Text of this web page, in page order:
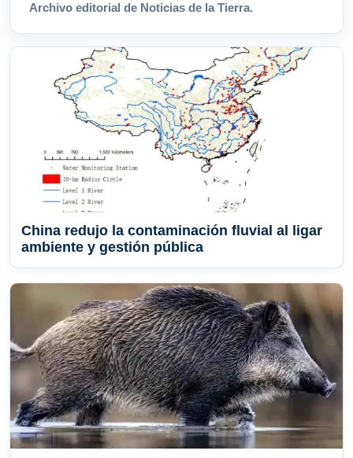
Archivo editorial de Noticias de la Tierra.
China redujo la contaminación fluvial al ligar
ambiente y gestión pública